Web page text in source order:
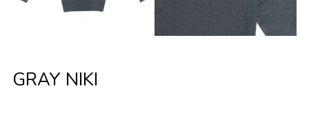
GRAY NIKI